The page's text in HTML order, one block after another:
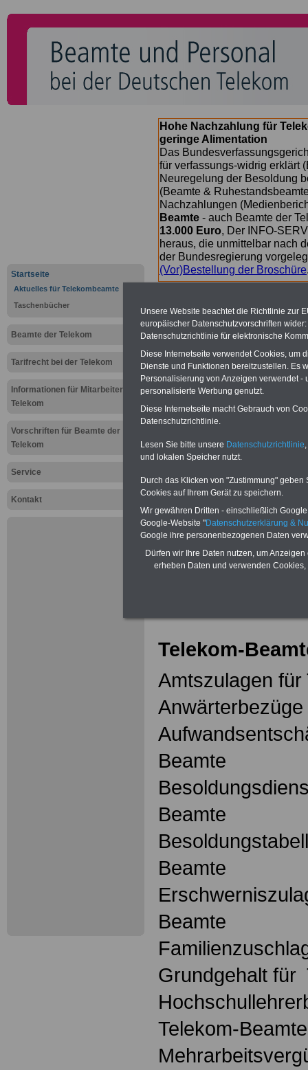
Startseite
Aktuelles für Telekombeamte
Taschenbücher
Beamte der Telekom
Tarifrecht bei der Telekom
Informationen für Mitarbeiter der
Telekom
Vorschriften für Beamte der
Telekom
Service
Kontakt
Hohe Nachzahlung für
geringe Alimentation
Das
für verfassungs-widrig erklärt
Neuregelung der Besoldung
(Beamte &
Nachzahlungen
Beamte - auch Beamte der
13.000 Euro, Der INFO-
heraus, die unmittelbar nach
der Bundesregierung
(Vor)Bestellung der Broschüre
Aktuelles
und
Sprung
PDF-SERVICE: Zehn
Beamtinnen und Beamte
Beamtenrecht, Besoldung,
Tarifrecht, Berufseinstieg und
öffentlichen Dienst>>>mehr
Mehr
Telekom-
Amtszulagen für
Beamte
Beamte
Beamte
Beamte
Grundgehalt für
Telekom-Beamte
Unsere Website beachtet die Richtlinie zur
europäischer Datenschutzvorschriften
Datenschutzrichtlinie für elektronische
Diese Internetseite verwendet Cookies, um
Dienste und Funktionen bereitzustellen. Es
Personalisierung von Anzeigen verwendet
personalisierte Werbung genutzt.
Diese Internetseite macht Gebrauch von
Datenschutzrichtlinie.
Lesen Sie bitte unsere Datenschutzrichtlinie
und lokalen Speicher nutzt.
Durch das Klicken von "Zustimmung"
Cookies auf Ihrem Gerät zu speichern.
Wir gewähren Dritten - einschließlich
Google-Website "Datenschutzerklärung &
Google ihre personenbezogenen Daten
Dürfen wir Ihre Daten nutzen, um
erheben Daten und verwenden